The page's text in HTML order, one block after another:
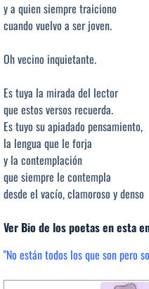
y a quien siempre traiciono
cuando vuelvo a ser joven.
Oh vecino inquietante.
Es tuya la mirada del lector
que estos versos recuerda.
Es tuyo su apiadado pensamiento,
la lengua que le forja
y la contemplación
que siempre le contempla
desde el vacío, clamoroso y denso
Ver Bio de los poetas en esta
"No están todos los que son pero